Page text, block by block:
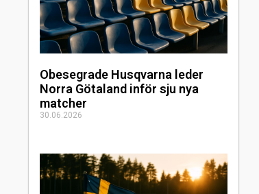
Obesegrade Husqvarna leder
Norra Götaland inför sju nya
matcher
30.06.2026